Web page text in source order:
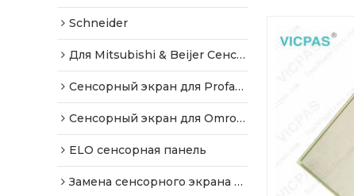
Schneider
Для Mitsubishi & Beijer Сенсорный экран
Сенсорный экран для Proface Repair
Сенсорный экран для Omron Repair
ELO сенсорная панель
Замена сенсорного экрана Gunze